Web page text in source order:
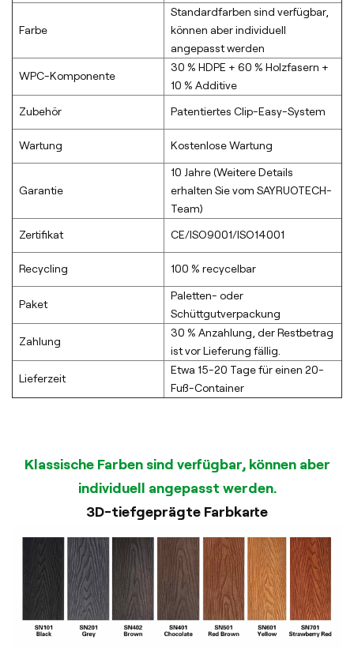
Farbe
Standardfarben sind verfügbar,
können aber individuell
angepasst werden
WPC-Komponente
30 % HDPE + 60 % Holzfasern +
10 % Additive
Zubehör Patentiertes Clip-Easy-System
Wartung Kostenlose Wartung
Garantie
10 Jahre (Weitere Details
erhalten Sie vom SAYRUOTECH-
Team)
Zertifikat CE/ISO9001/ISO14001
Recycling 100 % recycelbar
Paket
Paletten- oder
Schüttgutverpackung
Zahlung
30 % Anzahlung, der Restbetrag
ist vor Lieferung fällig.
Lieferzeit
Etwa 15-20 Tage für einen 20-
Fuß-Container
Klassische Farben sind verfügbar, können aber
individuell angepasst werden.
3D-tiefgeprägte Farbkarte